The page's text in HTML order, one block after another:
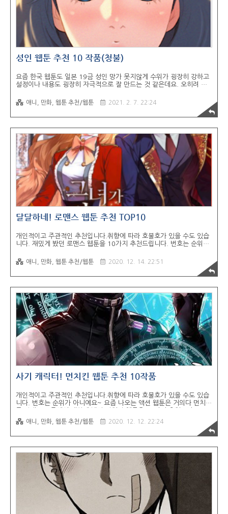
성인 웹툰 추천 10 작품(청불)
요즘 한국 웹툰도 일본 19금 성인 망가 못지않게 수위가 굉장히 강하고
설정이나 내용도 굉장히 자극적으로 잘 만드는 것 같은데요. 오히려 적
그린 만화라 그런지 확실히 뭔가 일본 성인 만화보다 더 자극적으로 느
껴지기도 하고요. 더군다나 제일 좋은게 풀컬러라는 점. 작품에 수만 봐
도 이미 거의 메이저 장르라고 봐도 될 정도로 많은 작품들이 있는데요.
도 많습니다. 많이는 아닙니다만... 저도... 좀... 자주... 많이... 보기 때
문에, 시리즈로 추천해보려고 합니다. 단순 야한 웹툰/만화가 아닌 스토
리도 좋고 드라마 장르로 봐도 괜찮은 작품들도 많습니다. 뭐 이미 ..
애니, 만화, 웹툰 추천/웹툰 2021. 2. 7. 22:24
달달하네! 로맨스 웹툰 추천 TOP10
개인적이고 주관적인 추천입니다.취향에 따라 호불호가 있을 수도 있습
니다. 재밌게 봤던 로맨스 웹툰을 10가지 추천드립니다. 번호는 순위가
르: 연애, 판타지, 로맨스연재일: 월요일 연재 의문의 사망이후, 소설속으
로 빙의하게 된 재수생 박은하, 하지만 그녀가 빙의한 인물은 주인공도
아닌 약혼자에게 독살당해 죽는 엑스트라,레리아나 맥밀턴?! 그녀가 살
오페이지장르: 로맨스, 판타지, 이세계 전쟁연재일: 목요일 연재 아리아
드나 레르그 일레스트리 프레 아그리젠트. 겁나 긴 이름으로 시작된 새
로운 인생. 그러..
애니, 만화, 웹툰 추천/웹툰 2020. 12. 14. 22:51
사기 캐릭터! 먼치킨 웹툰 추천 10작품
개인적이고 주관적인 추천입니다.취향에 따라 호불호가 있을 수도 있습
니다. 번호는 순위가 아니예요~ 요즘 나오는 액션 웹툰은 거의다 먼치킨
도굴왕 연재처: 카카오페이지장르: 판타지/액션연재일: 화,금 연재 현대
에 출몰한 신의 무덤. 유물로 영웅의 능력을 쓰게 된 사람들, 부를 얻게
된 사람들. 그리고 그 유물을 털어가는 의문의 도굴꾼이 나타났다. 도굴
것. 내 건 당연히 내것. 다시 살아난 도굴꾼, 그가 세상 모든 무덤을 접수
하기 시작한다! 2. 갓 오브 하이스쿨 연재처: 네이버 웹툰장르: 판타지/
액션연재일: 금요일 연재 전국, 전세계 고등학생 중 가장 쎈 녀석을..
애니, 만화, 웹툰 추천/웹툰 2020. 12. 12. 22:24